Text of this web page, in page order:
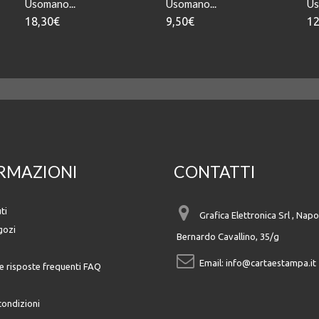
Usomano...
18,30€
Usomano...
9,50€
risposte frequenti FAQ
CONTATTI
Grafica Elettronica Srl ,
Bernardo Cavallino, 35/g
Email: info@cartaestampa.it